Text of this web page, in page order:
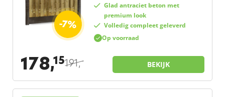
-7%
Op voorraad
Glad antraciet beton met
premium look
Volledig compleet geleverd
178,15191,– BEKIJK